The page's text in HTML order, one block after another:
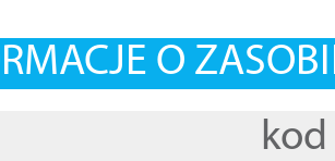
O
kod